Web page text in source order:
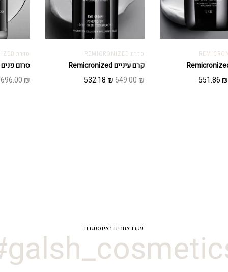
המחיר551.86 ₪
המחיר
סדרת REMICRONIZED
קרם עיניים Remicronized
649.00₪
המחיר532.18 ₪
המחיר
סדרת REMICRONIZED
סרום פנים Remicronized
696.00₪
עקבו אחרינו באינסטגרם